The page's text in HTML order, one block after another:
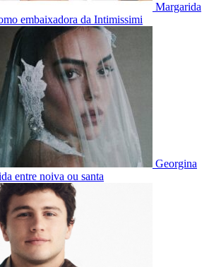
Margarida
embaixadora da Intimissimi
Georgina
entre noiva ou santa